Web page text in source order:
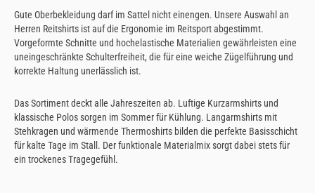
Gute Oberbekleidung darf im Sattel nicht einengen. Unsere Auswahl an
Herren Reitshirts ist auf die Ergonomie im Reitsport abgestimmt.
Vorgeformte Schnitte und hochelastische Materialien gewährleisten eine
uneingeschränkte Schulterfreiheit, die für eine weiche Zügelführung und
korrekte Haltung unerlässlich ist.
Das Sortiment deckt alle Jahreszeiten ab. Luftige Kurzarmshirts und
klassische Polos sorgen im Sommer für Kühlung. Langarmshirts mit
Stehkragen und wärmende Thermoshirts bilden die perfekte Basisschicht
für kalte Tage im Stall. Der funktionale Materialmix sorgt dabei stets für
ein trockenes Tragegefühl.